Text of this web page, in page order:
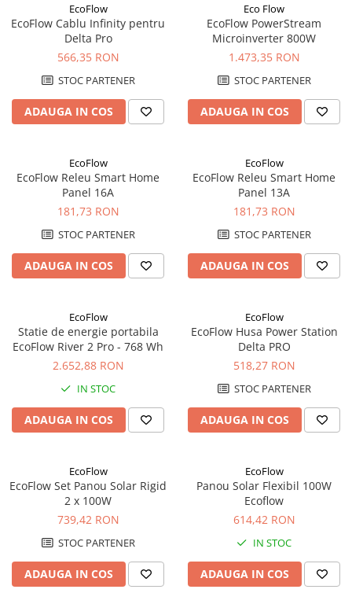
Sisteme fotovoltaice profesionale
Pachete sisteme fotovoltaice
Statii de incarcare vehicule
electrice
Statii de incarcare
Cabluri de incarcare vehicule
Prize de incarcare vehicule
electrice
Turbine eoliene pentru casă
Tractiune / LiFePo4
Baterii si acumulatori gel si VRLA
Baterii si acumulatori AGM VRLA
de 6-12 V
Acumulatori Moto, ATV
AGM
Li-Ion
Deep Cycle - Tractiune/Semi-
Tractiune
Marine & Caravan
Pachete acumulatori VRLA
Sisteme de management (BMS)
EcoFlow
EcoFlow Cablu Infinity pentru
Delta Pro
566,35 RON
STOC PARTENER
ADAUGA IN COS
Eco Flow
EcoFlow PowerStream
Microinverter 800W
1.473,35 RON
STOC PARTENER
ADAUGA IN COS
EcoFlow
EcoFlow Releu Smart Home
Panel 16A
181,73 RON
STOC PARTENER
ADAUGA IN COS
EcoFlow
EcoFlow Releu Smart Home
Panel 13A
181,73 RON
STOC PARTENER
ADAUGA IN COS
EcoFlow
Statie de energie portabila
EcoFlow River 2 Pro - 768 Wh
2.652,88 RON
IN STOC
ADAUGA IN COS
EcoFlow
EcoFlow Husa Power Station
Delta PRO
518,27 RON
STOC PARTENER
ADAUGA IN COS
EcoFlow
EcoFlow Set Panou Solar Rigid
2 x 100W
739,42 RON
STOC PARTENER
ADAUGA IN COS
EcoFlow
Panou Solar Flexibil 100W
Ecoflow
614,42 RON
IN STOC
ADAUGA IN COS